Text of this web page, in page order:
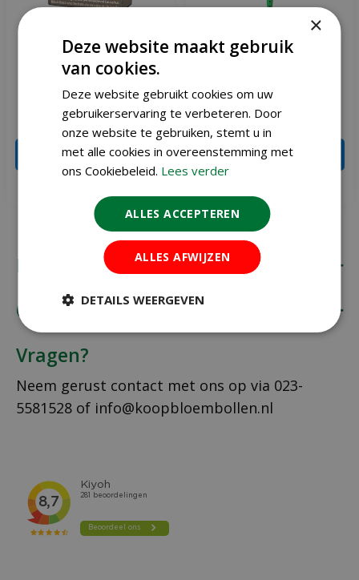
Ecostyle Compostmaker
800 gram
€7,19
IN WINKELWAGEN
Nature compost
€6,39
IN WINKELWAGEN
Koopbloembollen.nl
Onze klantenservice
Vragen?
Neem gerust contact met ons op via 023-
5581528 of info@koopbloembollen.nl
×
Deze website maakt gebruik
van cookies.
Deze website gebruikt cookies om uw
gebruikerservaring te verbeteren. Door
onze website te gebruiken, stemt u in
met alle cookies in overeenstemming met
ons Cookiebeleid. Lees verder
ALLES ACCEPTEREN
ALLES AFWIJZEN
DETAILS WEERGEVEN